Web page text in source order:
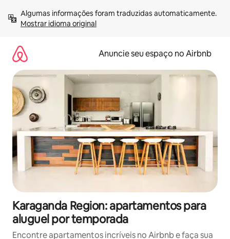
para
Mostrar idioma original
Anuncie seu espaço no Airbnb
Karaganda Region: apartamentos para
aluguel por temporada
Encontre apartamentos incríveis no Airbnb e faça sua